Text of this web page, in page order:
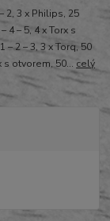
2, 3 x Philips, 25
4 – 5, 4 x Torx s
– 2 – 3, 3 x Torq, 50
s otvorem, 50... celý